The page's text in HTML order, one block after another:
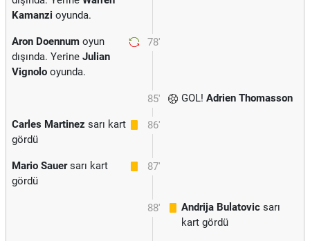
Kamanzi oyunda.
78'
Aron Doennum oyun
dışında. Yerine Julian
Vignolo oyunda.
85' GOL! Adrien Thomasson
86'
Carles Martinez sarı kart
gördü
87'
Mario Sauersarı kart
gördü
88' Andrija Bulatovic sarı
kart gördü